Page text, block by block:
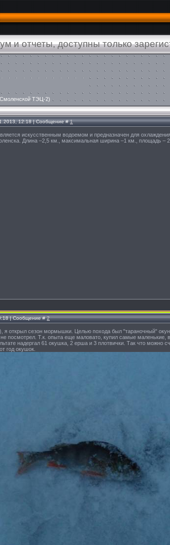
и отчеты, доступны только
ТЭЦ-2)
12:18 | Сообщение #1
искусственным водоемом и предназначен для
Длина –2,5 км., максимальная ширина –1 км., площадь –
| Сообщение #2
я открыл сезон мормышки. Целью похода был "тараночный"
посмотрел. Т.к. опыта еще маловато, купил самые
надергал 61 окушка, 2 ерша и 3 плотвички. Так что можно
год окушок.